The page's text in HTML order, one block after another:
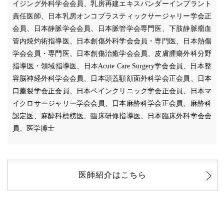
イジング外科学会会員、乳房再建エキスパンダーインプラント
責任医師、日本乳房オンコプラスティックサージャリー学会正
会員、日本静脈学会会員、日本脈管学会専門医、下肢静脈瘤血
管内焼灼術指導医、日本創傷外科学会会員・専門医、日本熱傷
学会会員・専門医、日本創傷治癒学会会員、皮膚腫瘍外科分野
指導医・領域指導医、日本Acute Care Surgery学会会員、日本整
容脳神経外科学会会員、日本頭蓋額顔面外科学会正会員、日本
口蓋裂学会正会員、日本ペインクリニック学会正会員、日本マ
イクロサージャリー学会会員、日本麻酔科学会正会員、麻酔科
認定医、麻酔科標榜医、臨床研修指導医、日本臨床外科学会会
員、医学博士
医師紹介はこちら